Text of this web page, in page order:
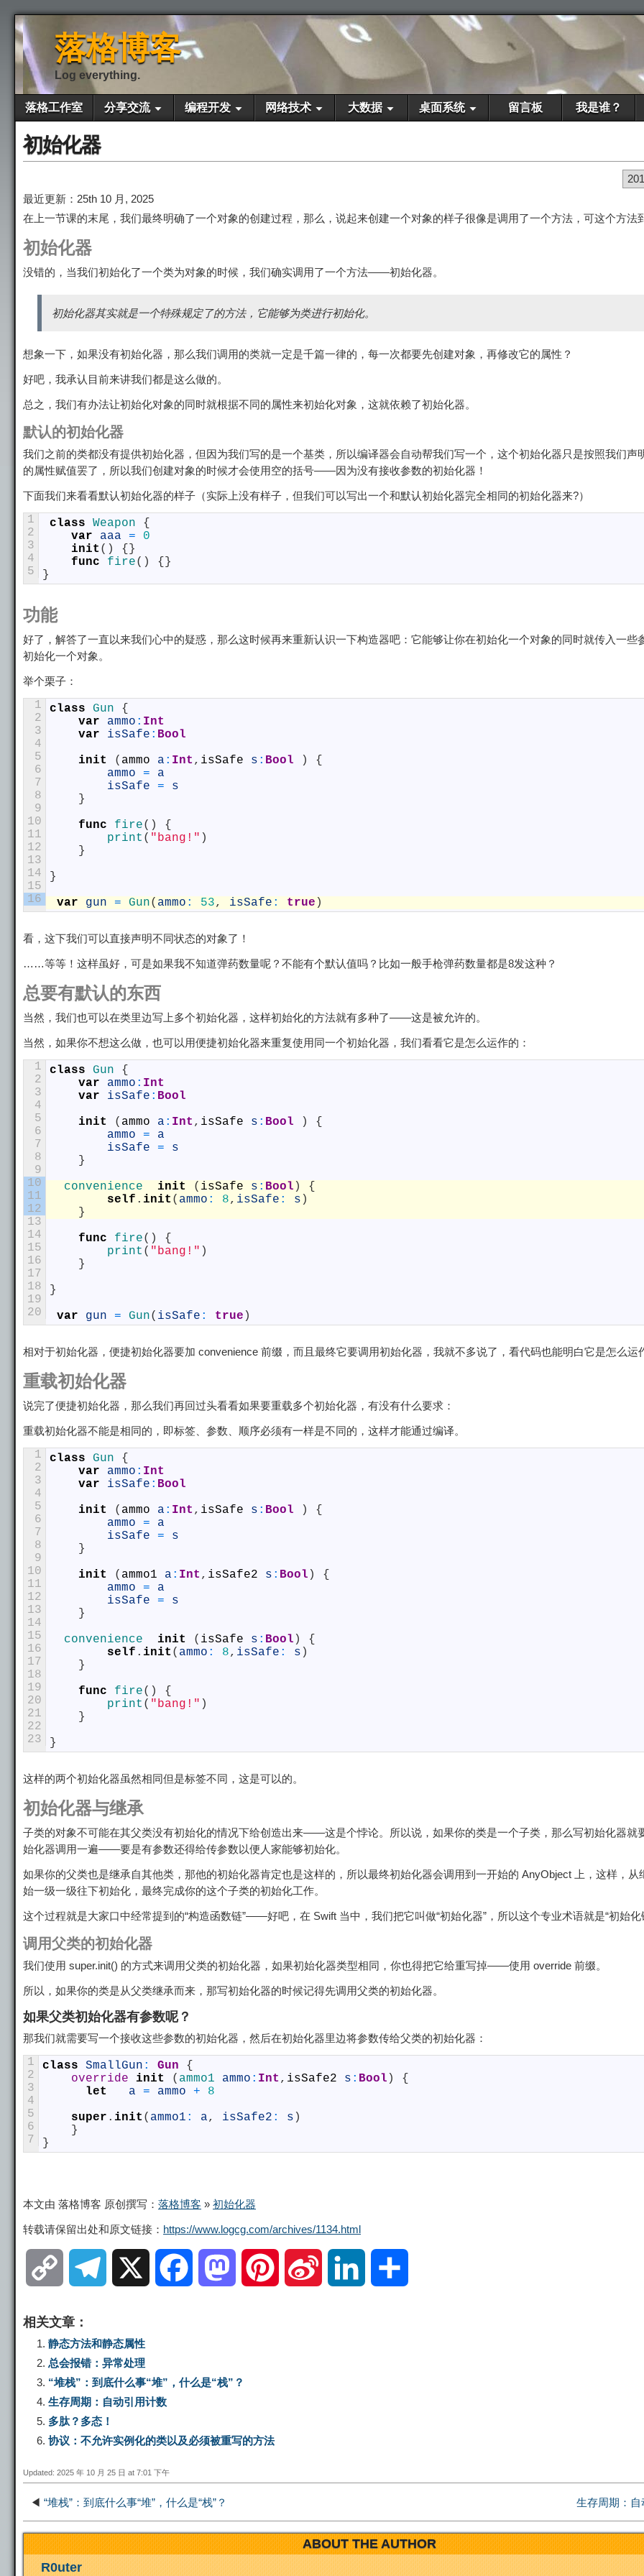
落格博客
Log everything.
落格工作室 分享交流 编程开发 网络技术 大数据 桌面系统 留言板 我是谁？
初始化器
最近更新：25th 10 月, 2025
在上一节课的末尾，我们最终明确了一个对象的创建过程，那么，说起来创建一个对象的样子很像是调用了一个方法，可这个方法
初始化器
没错的，当我们初始化了一个类为对象的时候，我们确实调用了一个方法——初始化器。
初始化器其实就是一个特殊规定了的方法，它能够为类进行初始化。
想象一下，如果没有初始化器，那么我们调用的类就一定是千篇一律的，每一次都要先创建对象，再修改它的属性？
好吧，我承认目前来讲我们都是这么做的。
总之，我们有办法让初始化对象的同时就根据不同的属性来初始化对象，这就依赖了初始化器。
默认的初始化器
我们之前的类都没有提供初始化器，但因为我们写的是一个基类，所以编译器会自动帮我们写一个，这个初始化器只是按照我们声
的属性赋值罢了，所以我们创建对象的时候才会使用空的括号——因为没有接收参数的初始化器！
下面我们来看看默认初始化器的样子（实际上没有样子，但我们可以写出一个和默认初始化器完全相同的初始化器来?）
1
2
3
4
5
class Weapon
{
var
aaa =
0
init ( ) { }
func
fire( ) { }
}
功能
好了，解答了一直以来我们心中的疑惑，那么这时候再来重新认识一下构造器吧：它能够让你在初始化一个对象的同时就传入一些
初始化一个对象。
举个栗子：
1
2
3
4
5
6
7
8
9
10
11
12
13
14
15
16
class Gun
{
var
ammo : Int
var
isSafe : Bool
init
( ammo a : Int , isSafe s : Bool )
{
ammo
=
a
isSafe
=
s
}
func
fire( )
{
print ( "bang!" )
}
}
var
gun = Gun( ammo : 53, isSafe : true )
看，这下我们可以直接声明不同状态的对象了！
……等等！这样虽好，可是如果我不知道弹药数量呢？不能有个默认值吗？比如一般手枪弹药数量都是8发这种？
总要有默认的东西
当然，我们也可以在类里边写上多个初始化器，这样初始化的方法就有多种了——这是被允许的。
当然，如果你不想这么做，也可以用便捷初始化器来重复使用同一个初始化器，我们看看它是怎么运作的：
1
2
3
4
5
6
7
8
9
10
11
12
13
14
15
16
17
18
19
20
class Gun
{
var
ammo : Int
var
isSafe : Bool
init
( ammo a : Int , isSafe s : Bool )
{
ammo
=
a
isSafe
=
s
}
convenience init ( isSafe s : Bool )
{
self . init ( ammo : 8, isSafe : s )
}
func
fire( )
{
print ( "bang!" )
}
}
var
gun = Gun( isSafe : true )
相对于初始化器，便捷初始化器要加 convenience 前缀，而且最终它要调用初始化器，我就不多说了，看代码也能明白它是怎么运
重载初始化器
说完了便捷初始化器，那么我们再回过头看看如果要重载多个初始化器，有没有什么要求：
重载初始化器不能是相同的，即标签、参数、顺序必须有一样是不同的，这样才能通过编译。
1
2
3
4
5
6
7
8
9
10
11
12
13
14
15
16
17
18
19
20
21
22
23
class Gun
{
var
ammo : Int
var
isSafe : Bool
init
( ammo a : Int , isSafe s : Bool )
{
ammo
=
a
isSafe
=
s
}
init
( ammo1 a : Int , isSafe2 s : Bool )
{
ammo
=
a
isSafe
=
s
}
convenience init ( isSafe s : Bool )
{
self . init ( ammo : 8, isSafe : s )
}
func
fire( )
{
print ( "bang!" )
}
}
这样的两个初始化器虽然相同但是标签不同，这是可以的。
初始化器与继承
子类的对象不可能在其父类没有初始化的情况下给创造出来——这是个悖论。所以说，如果你的类是一个子类，那么写初始化器就
始化器调用一遍——要是有参数还得给传参数以便人家能够初始化。
如果你的父类也是继承自其他类，那他的初始化器肯定也是这样的，所以最终初始化器会调用到一开始的 AnyObject 上，这样，从
始一级一级往下初始化，最终完成你的这个子类的初始化工作。
这个过程就是大家口中经常提到的“构造函数链”——好吧，在 Swift 当中，我们把它叫做“初始化器”，所以这个专业术语就是“初始化
调用父类的初始化器
我们使用 super.init() 的方式来调用父类的初始化器，如果初始化器类型相同，你也得把它给重写掉——使用 override 前缀。
所以，如果你的类是从父类继承而来，那写初始化器的时候记得先调用父类的初始化器。
如果父类初始化器有参数呢？
那我们就需要写一个接收这些参数的初始化器，然后在初始化器里边将参数传给父类的初始化器：
1
2
3
4
5
6
7
class SmallGun : Gun
{
override
init ( ammo1 ammo : Int , isSafe2 s : Bool )
{
let
a = ammo +
8
super . init ( ammo1 : a, isSafe2 : s )
}
}
本文由 落格博客 原创撰写： 落格博客 » 初始化器
转载请保留出处和原文链接： https://www.logcg.com/archives/1134.html
p
y
L
k
l
e
g
m
e
k
t
n s b n
相关文章：
静态方法和静态属性
总会报错：异常处理
“堆栈”：到底什么事“堆”，什么是“栈”？
生存周期：自动引用计数
多肽？多态！
协议：不允许实例化的类以及必须被重写的方法
Updated: 2025 年 10 月 25 日 at 7:01 下午
◀ “堆栈”：到底什么事“堆”，什么是“栈”？ 生存周期：
ABOUT THE AUTHOR
R0uter